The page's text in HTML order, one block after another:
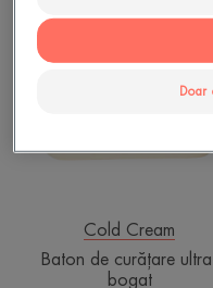
Cold Cream
Baton de curățare
bogat
Doar